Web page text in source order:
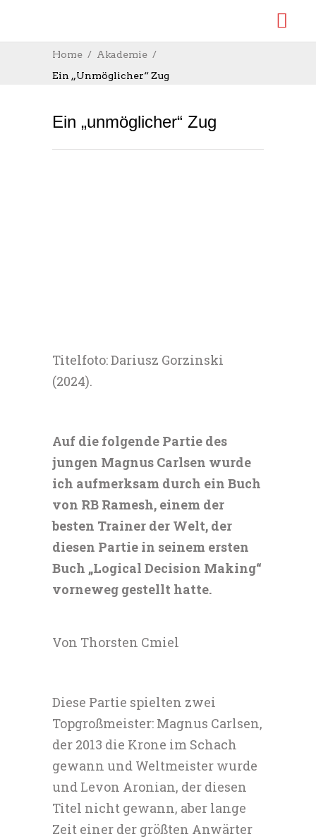
Home
Akademie
Ein „unmöglicher“ Zug
Ein „unmöglicher“ Zug
Titelfoto: Dariusz Gorzinski
(2024).
Auf die folgende Partie des
jungen Magnus Carlsen wurde
ich aufmerksam durch ein Buch
von RB Ramesh, einem der
besten Trainer der Welt, der
diesen Partie in seinem ersten
Buch „Logical Decision Making“
vorneweg gestellt hatte.
Von Thorsten Cmiel
Diese Partie spielten zwei
Topgroßmeister: Magnus Carlsen,
der 2013 die Krone im Schach
gewann und Weltmeister wurde
und Levon Aronian, der diesen
Titel nicht gewann, aber lange
Zeit einer der größten Anwärter